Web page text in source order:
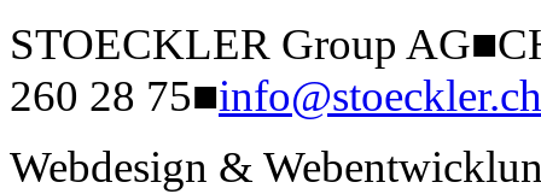
STOECKLER Group AG■
260 28 75■info@stoeckler.ch
Webdesign &